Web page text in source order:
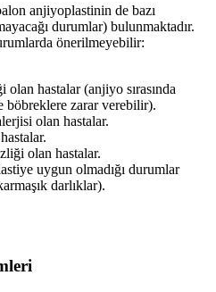
anjiyoplastinin de bazı
durumlar) bulunmaktadır.
önerilmeyebilir:
hastalar (anjiyo sırasında
böbreklere zarar verebilir).
olan hastalar.
olan hastalar.
uygun olmadığı durumlar
darlıklar).